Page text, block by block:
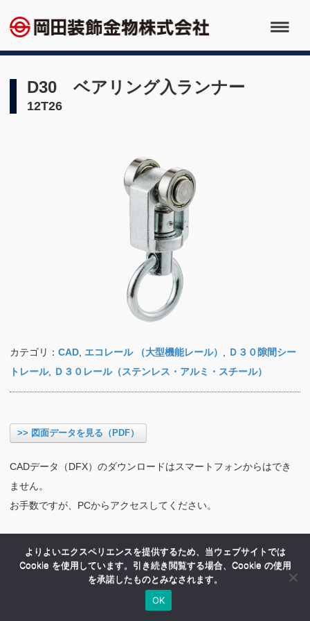
D30 ベアリング入ランナー
12T26
カテゴリ： CAD エコレール （大型機能レール）
Ｄ３０隙間シー
トレール, Ｄ３０レール（ステンレス・アルミ・スチール）
>> 図面データを見る（PDF）
CADデータ（DFX）のダウンロードはスマートフォンからはでき
ません。
お手数ですが、PCからアクセスしてください。
よりよいエクスペリエンスを提供するため、当ウェブサイトでは
Cookie を使用しています。引き続き閲覧する場合、Cookie の使用
を承諾したものとみなされます。
OK